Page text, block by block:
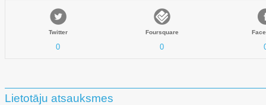
Twitter
0
Foursquare
0
Lietotāju atsauksmes